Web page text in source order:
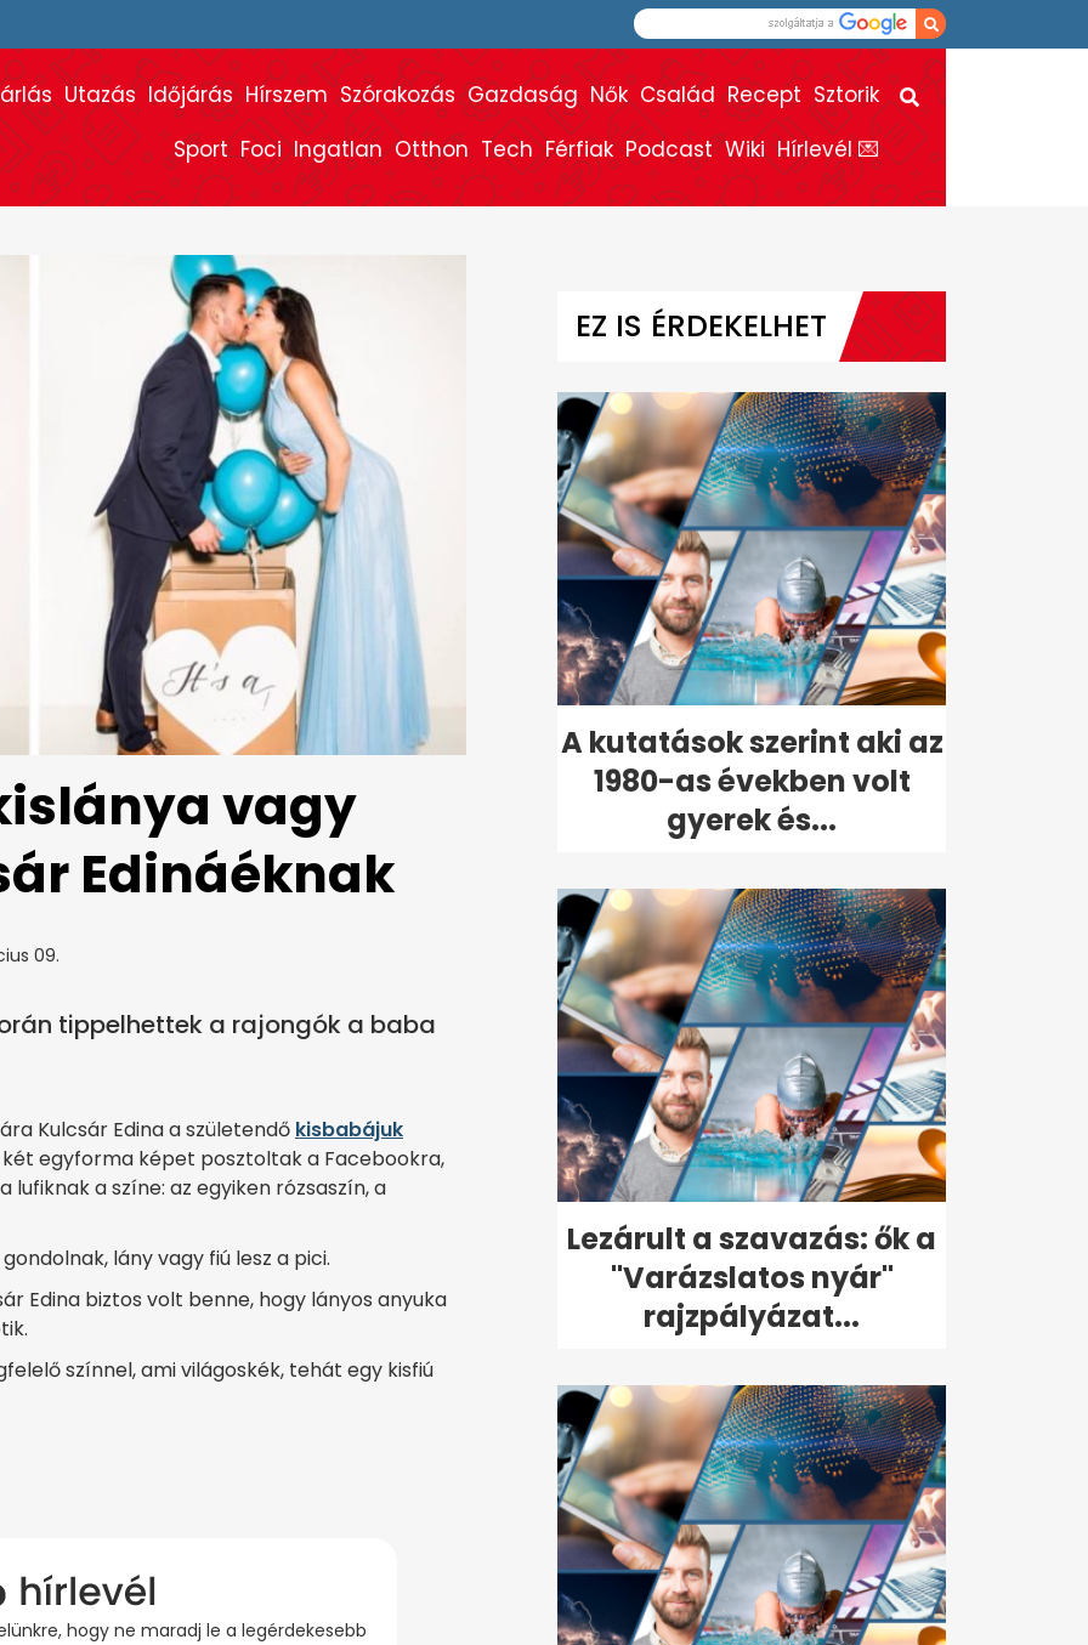
Utazás Időjárás Hírszem Szórakozás Gazdaság Nők Család Recept Sztorik
Sport Foci Ingatlan Otthon Tech Férfiak Podcast Wiki Hírlevél 💌
vagy
Edináéknak
09.
tippelhettek a rajongók a baba
Kulcsár Edina a születendő kisbabájuk
egyforma képet posztoltak a Facebookra,
lufiknak a színe: az egyiken rózsaszín, a
lány vagy fiú lesz a pici.
Edina biztos volt benne, hogy lányos anyuka
színnel, ami világoskék, tehát egy kisfiú
hogy ne maradj le a legérdekesebb
EZ IS ÉRDEKELHET
A kutatások szerint aki az
1980-as években volt
gyerek és...
Lezárult a szavazás: ők a
"Varázslatos nyár"
rajzpályázat...